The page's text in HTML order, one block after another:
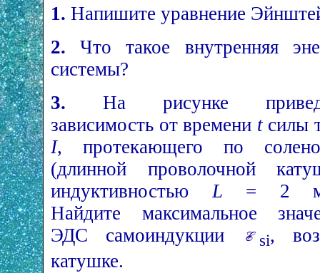
1. Напишите уравнение
2. Что такое внутренняя
системы?
3. На рисунке
зависимость от времени tсилы
I, протекающего по
(длинной проволочной
индуктивностьюL = 2
Найдите максимальное
ЭДС самоиндукции
si,
катушке.